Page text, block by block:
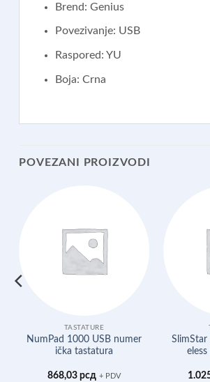
Brend: Genius
Povezivanje: USB
Raspored: YU
Boja: Crna
POVEZANI PROIZVODI
TASTATURE
NumPad 1000 USB numer
ička tastatura
868,03рсд + PDV